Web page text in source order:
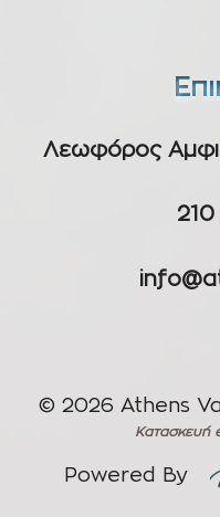
Λεωφόρος
© 2026 Athens
Κατασκευή
Powered By